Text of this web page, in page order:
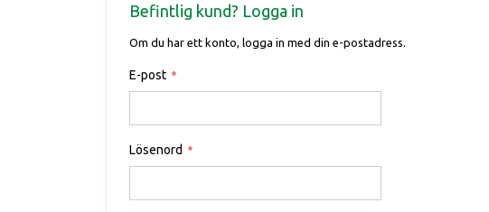
Befintlig kund? Logga in
Om du har ett konto, logga in med din e-postadress.
E-post
Lösenord